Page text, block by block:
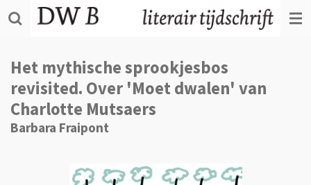
Ga
direct
de
hoofdinhoud
Het mythische sprookjesbos
revisited. Over 'Moet dwalen' van
Charlotte Mutsaers
Barbara Fraipont